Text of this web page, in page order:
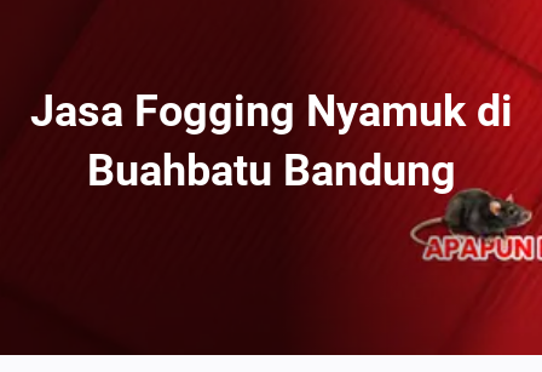
Jasa Fogging Nyamuk di
Buahbatu Bandung